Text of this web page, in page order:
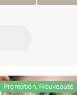
Promotion, Nouveauté
Promotion, Nouveauté